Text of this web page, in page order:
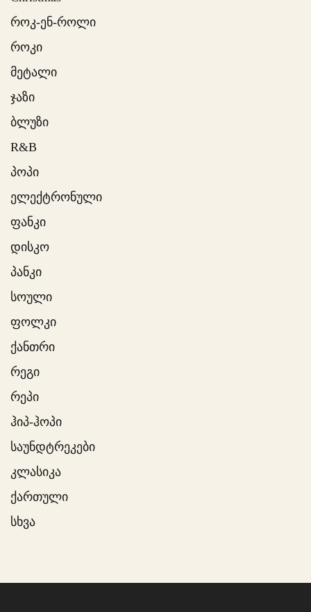
როკ-ენ-როლი
როკი
მეტალი
ჯაზი
ბლუზი
R&B
პოპი
ელექტრონული
ფანკი
დისკო
პანკი
სოული
ფოლკი
ქანთრი
რეგი
რეპი
ჰიპ-ჰოპი
საუნდტრეკები
კლასიკა
ქართული
სხვა